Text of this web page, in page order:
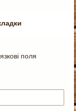
поля